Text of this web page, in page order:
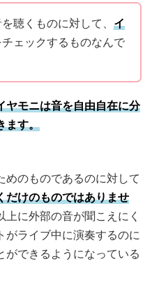
聴くものに対して、 イ
ェックするものなんで
ヤモニは音を自由自在に分
ます。
めのものであるのに対して
だけのものではありませ
に外部の音が聞こえにく
がライブ中に演奏するのに
ができるようになっている